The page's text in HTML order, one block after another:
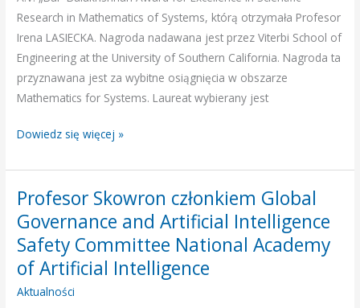
Research in Mathematics of Systems, którą otrzymała Profesor
Irena LASIECKA. Nagroda nadawana jest przez Viterbi School of
Engineering at the University of Southern California. Nagroda ta
przyznawana jest za wybitne osiągnięcia w obszarze
Mathematics for Systems. Laureat wybierany jest
for
Excellence
in
Scientific
Research
Dowiedz się więcej »
Profesor Skowron członkiem Global
Governance and Artificial Intelligence
Safety Committee National Academy
of Artificial Intelligence
Aktualności
Profesor
Skowron
członkiem
Global
Governance
and